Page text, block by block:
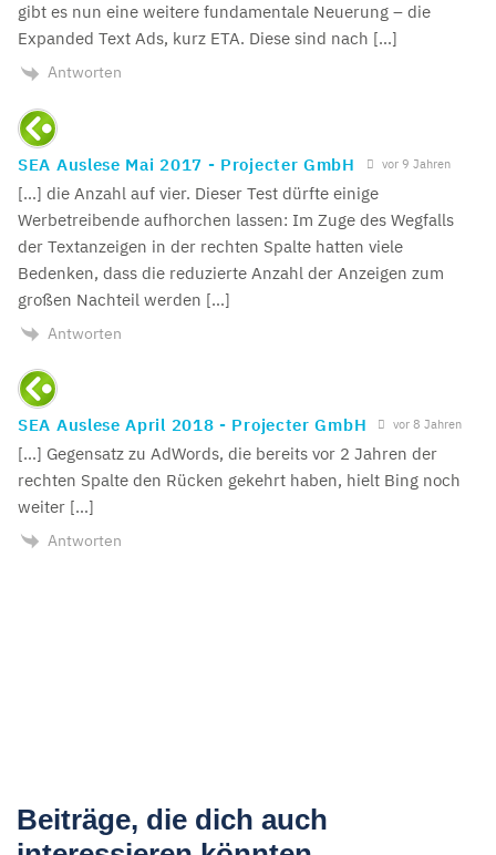
gibt es nun eine weitere fundamentale Neuerung – die
Expanded Text Ads, kurz ETA. Diese sind nach […]
Antworten
SEA Auslese Mai 2017 - Projecter GmbH vor 9 Jahren
[…] die Anzahl auf vier. Dieser Test dürfte einige
Werbetreibende aufhorchen lassen: Im Zuge des Wegfalls
der Textanzeigen in der rechten Spalte hatten viele
Bedenken, dass die reduzierte Anzahl der Anzeigen zum
großen Nachteil werden […]
Antworten
SEA Auslese April 2018 - Projecter GmbH vor 8 Jahren
[…] Gegensatz zu AdWords, die bereits vor 2 Jahren der
rechten Spalte den Rücken gekehrt haben, hielt Bing noch
weiter […]
Antworten
Beiträge, die dich auch